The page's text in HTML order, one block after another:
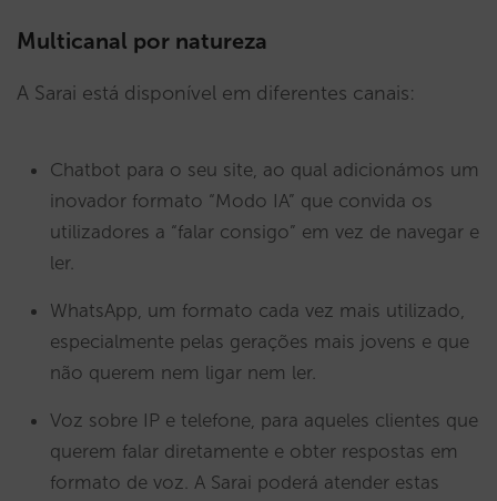
Multicanal por natureza
A Sarai está disponível em diferentes canais:
Chatbot para o seu site, ao qual adicionámos um
inovador formato “Modo IA” que convida os
utilizadores a “falar consigo” em vez de navegar e
ler.
WhatsApp, um formato cada vez mais utilizado,
especialmente pelas gerações mais jovens e que
não querem nem ligar nem ler.
Voz sobre IP e telefone, para aqueles clientes que
querem falar diretamente e obter respostas em
formato de voz. A Sarai poderá atender estas